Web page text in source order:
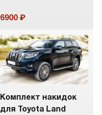
6900
Комплект накидок
для Toyota Land